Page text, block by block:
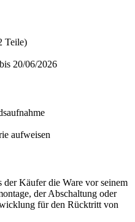
Teile)
20/06/2026
aufweisen
der Käufer die Ware vor seinem
der Abschaltung oder
für den Rücktritt von